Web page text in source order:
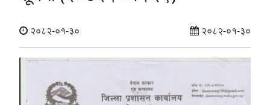
२०८२-०१-३० २०८२-०१-३०